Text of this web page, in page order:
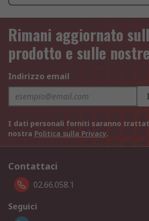
Rimani aggiornato
prodotto e sulle
Indirizzo email
I dati personali forniti saranno
nostra Politica sulla Privacy.
Contattaci
02.66.058.1
Seguici